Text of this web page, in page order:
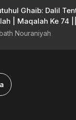
Ghaib: Dalil
| Maqalah Ke 74
Putra, MA
Nouraniyah